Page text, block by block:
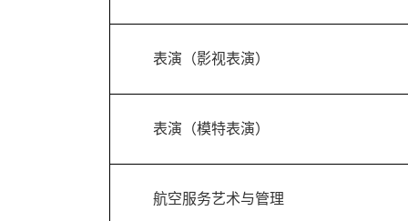
表演（影视表演）
表演（模特表演）
航空服务艺术与管理